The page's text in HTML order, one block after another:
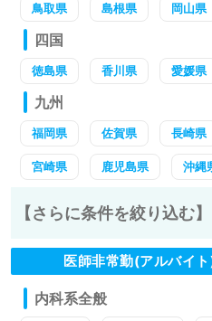
鳥取県 島根県 岡山県
四国
徳島県 香川県 愛媛県
九州
福岡県 佐賀県 長崎県
宮崎県 鹿児島県 沖縄
【さらに条件を絞り込む】
医師非常勤(アルバイ
内科系全般